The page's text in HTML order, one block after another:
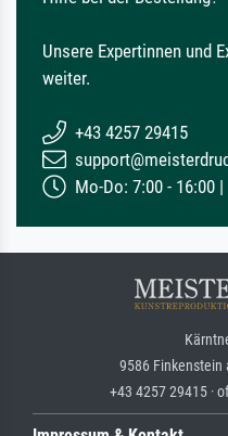
Unsere Expertinnen und
weiter.
+43 4257 29415
Mo-Do: 7:00 - 16:00
9586 Finkenstein
+43 4257 29415 ·